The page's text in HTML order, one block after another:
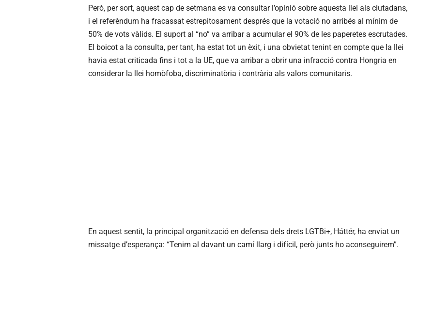
Però, per sort, aquest cap de setmana es va consultar l’opinió sobre aquesta llei als ciutadans,
i el referèndum ha fracassat estrepitosament després que la votació no arribés al mínim de
50% de vots vàlids. El suport al “no” va arribar a acumular el 90% de les paperetes escrutades.
El boicot a la consulta, per tant, ha estat tot un èxit, i una obvietat tenint en compte que la llei
havia estat criticada fins i tot a la UE, que va arribar a obrir una infracció contra Hongria en
considerar la llei homòfoba, discriminatòria i contrària als valors comunitaris.
En aquest sentit, la principal organització en defensa dels drets LGTBi+, Háttér, ha enviat un
missatge d’esperança: “Tenim al davant un camí llarg i difícil, però junts ho aconseguirem”.